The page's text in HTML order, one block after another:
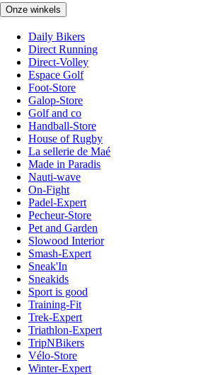
Onze winkels
Daily Bikers
Direct Running
Direct-Volley
Espace Golf
Foot-Store
Galop-Store
Golf and co
Handball-Store
House of Rugby
La sellerie de Maé
Made in Paradis
Nauti-wave
On-Fight
Padel-Expert
Pecheur-Store
Pet and Garden
Slowood Interior
Smash-Expert
Sneak'In
Sneakids
Sport is good
Training-Fit
Trek-Expert
Triathlon-Expert
TripNBikers
Vélo-Store
Winter-Expert